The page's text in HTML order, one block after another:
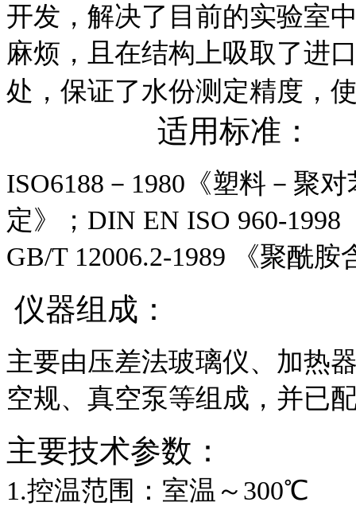
开发，解决了目前的实验室
麻烦，且在结构上吸取了进
处，保证了水份测定精度，
适用标准：
ISO6188－1980《塑料 －聚
定》；DIN EN ISO 960-
GB/T 12006.2-1989 《聚酰
仪器组成：
主要由压差法玻璃仪、加热
空规、真空泵等组成，并已
主要技术参数：
1.控温范围：室温～300℃